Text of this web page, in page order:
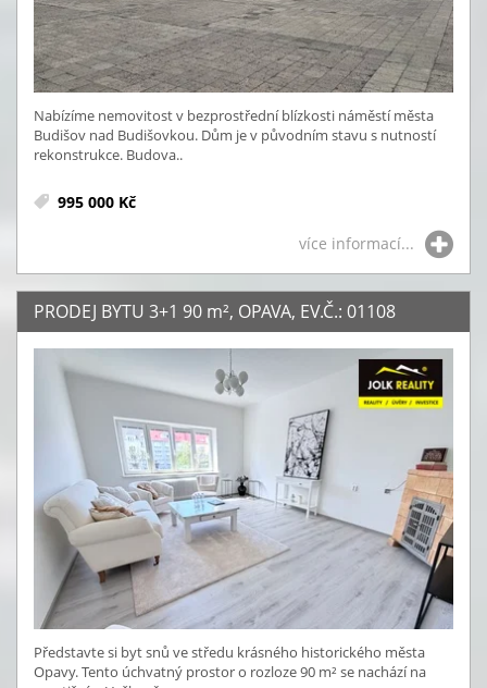
Nabízíme nemovitost v bezprostřední blízkosti náměstí města
Budišov nad Budišovkou. Dům je v původním stavu s nutností
rekonstrukce. Budova..
995 000 Kč
více informací...
PRODEJ BYTU 3+1 90 m², OPAVA, EV.Č.: 01108
Představte si byt snů ve středu krásného historického města
Opavy. Tento úchvatný prostor o rozloze 90 m² se nachází na